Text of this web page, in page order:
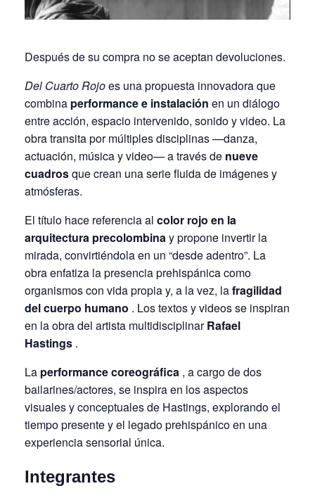
Después de su compra no se aceptan devoluciones.
Del Cuarto Rojoes una propuesta innovadora que
combina performance e instalación en un diálogo
entre acción, espacio intervenido, sonido y video. La
obra transita por múltiples disciplinas —danza,
actuación, música y video— a través de nueve
cuadrosque crean una serie fluida de imágenes y
atmósferas.
El título hace referencia al color rojo en la
arquitectura precolombinay propone invertir la
mirada, convirtiéndola en un “desde adentro”. La
obra enfatiza la presencia prehispánica como
organismos con vida propia y, a la vez, lafragilidad
del cuerpo humano . Los textos y videos se inspiran
en la obra del artista multidisciplinarRafael
Hastings .
La performance coreográfica , a cargo de dos
bailarines/actores, se inspira en los aspectos
visuales y conceptuales de Hastings, explorando el
tiempo presente y el legado prehispánico en una
experiencia sensorial única.
Integrantes